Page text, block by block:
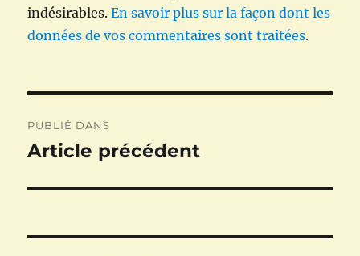
indésirables.En savoir plus sur la façon dont les
données de vos commentaires sont traitées.
de
PUBLIÉ DANS
Article précédent